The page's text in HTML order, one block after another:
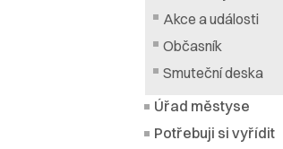
Akce a události
Občasník
Smuteční deska
Úřad městyse
Potřebuji si vyřídit